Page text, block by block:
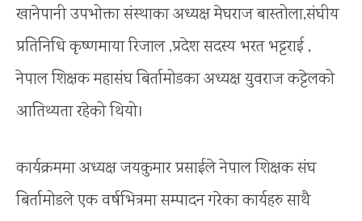
खानेपानी उपभोक्ता संस्थाका अध्यक्ष मेघराज बास्तोला,संघीय
प्रतिनिधि कृष्णमाया रिजाल ,प्रदेश सदस्य भरत भट्टराई ,
नेपाल शिक्षक महासंघ बिर्तामोडका अध्यक्ष युवराज कट्टेलको
आतिथ्यता रहेको थियो।
कार्यक्रममा अध्यक्ष जयकुमार प्रसाईले नेपाल शिक्षक संघ
बिर्तामोडले एक वर्षभित्रमा सम्पादन गरेका कार्यहरु साथै